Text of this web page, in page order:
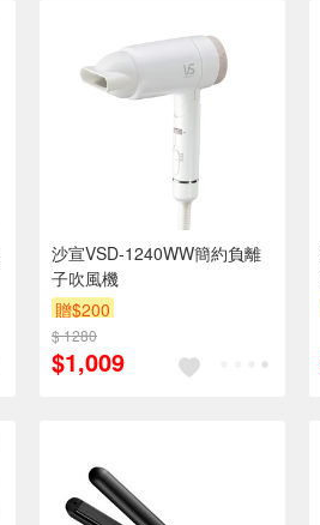
沙宣VSD-1240WW簡約負離
子吹風機
贈$200
$ 1280
$1,009